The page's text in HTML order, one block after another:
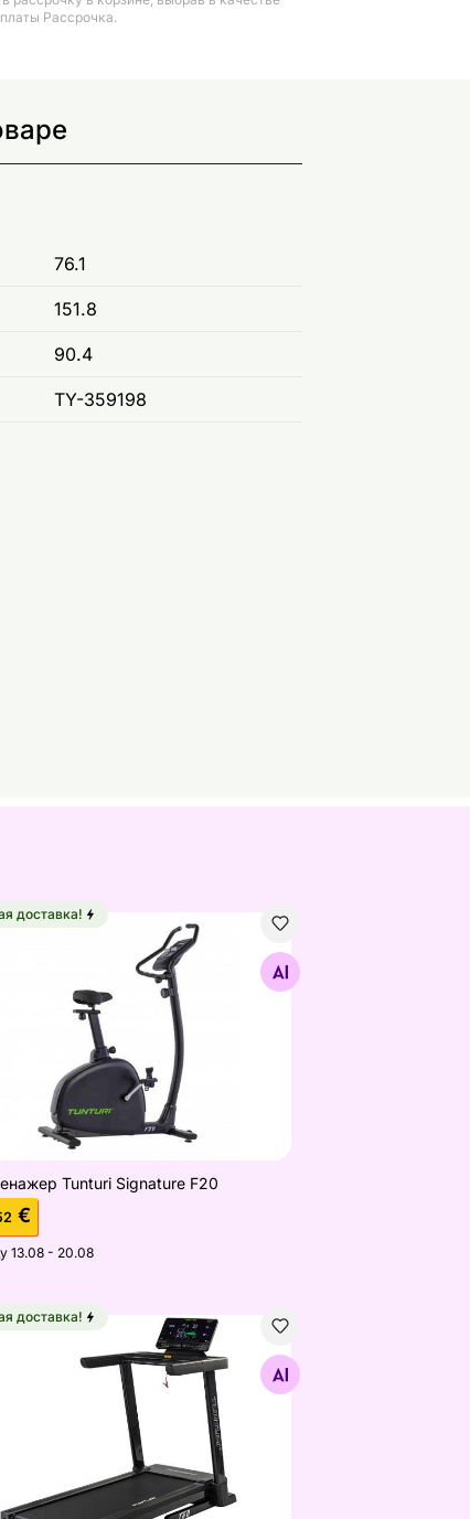
Рассрочка.
76.1
151.8
90.4
TY-359198
Tunturi Signature F20
Найдите похожие
доставка!
Tunturi Signature F20
€
13.08 - 20.08
дорожка Tunturi Performance T60
Найдите похожие
доставка!